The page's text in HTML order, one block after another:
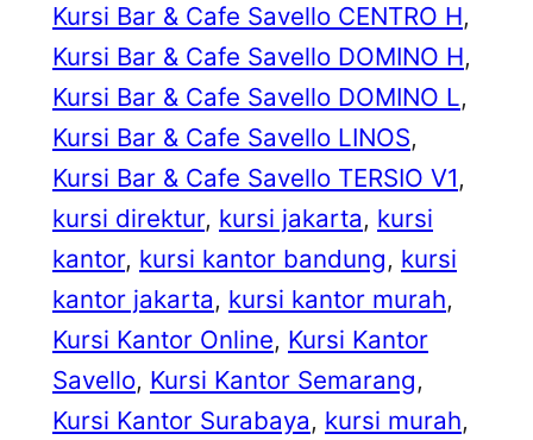
Kursi Bar & Cafe Savello CENTRO H
Kursi Bar & Cafe Savello DOMINO H
Kursi Bar & Cafe Savello DOMINO L
Kursi Bar & Cafe Savello LINOS
Kursi Bar & Cafe Savello TERSIO V1
kursi direktur, kursi jakarta, kursi
kantor, kursi kantor bandung, kursi
kantor jakarta, kursi kantor murah
Kursi Kantor Online, Kursi Kantor
Savello, Kursi Kantor Semarang
Kursi Kantor Surabaya, kursi murah